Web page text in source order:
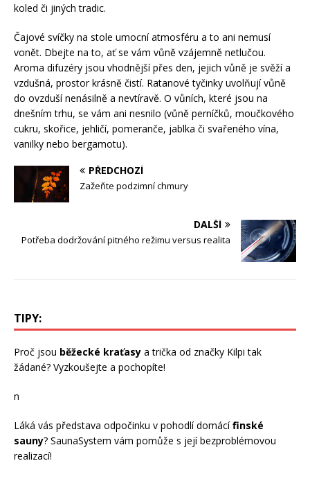
koled či jiných tradic.
Čajové svíčky na stole umocní atmosféru a to ani nemusí
vonět. Dbejte na to, ať se vám vůně vzájemně netlučou.
Aroma difuzéry jsou vhodnější přes den, jejich vůně je svěží a
vzdušná, prostor krásně čistí. Ratanové tyčinky uvolňují vůně
do ovzduší nenásilně a nevtíravě. O vůních, které jsou na
dnešním trhu, se vám ani nesnilo (vůně perníčků, moučkového
cukru, skořice, jehličí, pomeranče, jablka či svařeného vína,
vanilky nebo bergamotu).
PŘEDCHOZÍ
Zažeňte podzimní chmury
DALŠÍ
Potřeba dodržování pitného režimu versus realita
TIPY:
Proč jsou běžecké kraťasy a trička od značky Kilpi tak
žádané? Vyzkoušejte a pochopíte!
n
Láká vás představa odpočinku v pohodlí domácífinské
sauny? SaunaSystem vám pomůže s její bezproblémovou
realizací!